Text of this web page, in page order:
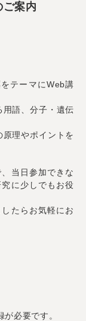
案内
テーマにWeb講
語、分子・遺伝
理やポイントを
当日参加できな
に少しでもお役
たらお気軽にお
必要です。